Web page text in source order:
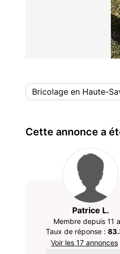
Bricolage en Haute-
Cette annonce a
Patrice L.
Membre depuis 11
Taux de réponse :
Voir les 17 annonces